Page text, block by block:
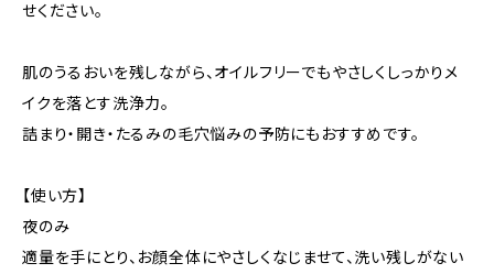
せください。
肌のうるおいを残しながら、オイルフリーでもやさしくしっかりメ
イクを落とす洗浄力。
詰まり・開き・たるみの毛穴悩みの予防にもおすすめです。
【使い方】
夜のみ
適量を手にとり、お顔全体にやさしくなじませて、洗い残しがない